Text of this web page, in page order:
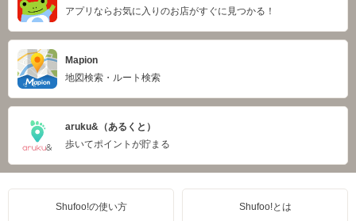
アプリならお気に入りのお店がすぐに見つかる！
Mapion
地図検索・ルート検索
aruku&（あるくと）
歩いてポイントが貯まる
Shufoo!の使い方 Shufoo!とは